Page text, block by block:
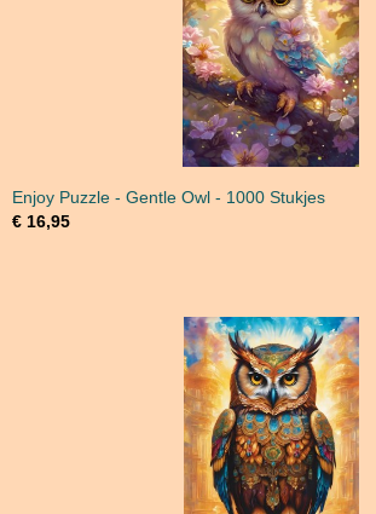
Enjoy Puzzle - Gentle Owl - 1000 Stukjes
€ 16,95